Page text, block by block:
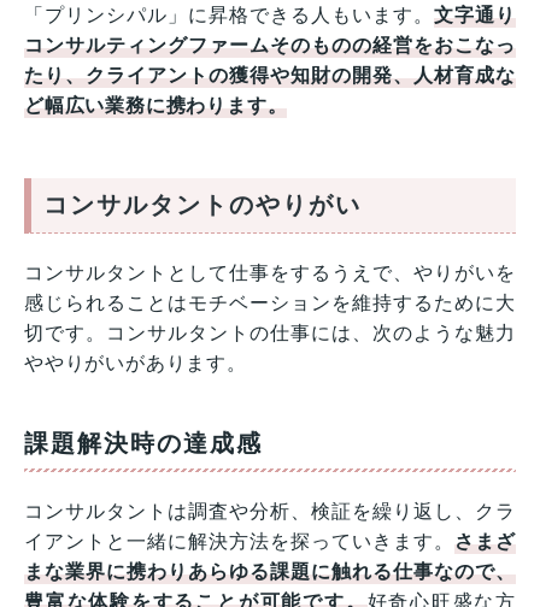
「プリンシパル」に昇格できる人もいます。文字通り
コンサルティングファームそのものの経営をおこなっ
たり、クライアントの獲得や知財の開発、人材育成な
ど幅広い業務に携わります。
コンサルタントのやりがい
コンサルタントとして仕事をするうえで、やりがいを
感じられることはモチベーションを維持するために大
切です。コンサルタントの仕事には、次のような魅力
ややりがいがあります。
課題解決時の達成感
コンサルタントは調査や分析、検証を繰り返し、クラ
イアントと一緒に解決方法を探っていきます。さまざ
まな業界に携わりあらゆる課題に触れる仕事なので、
豊富な体験をすることが可能です。好奇心旺盛な方